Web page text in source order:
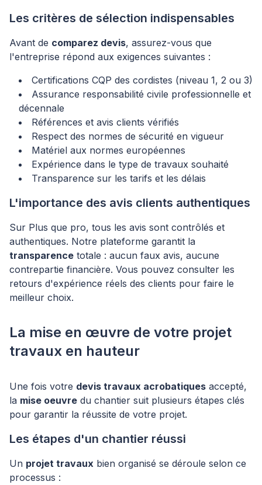
Les critères de sélection indispensables
Avant de comparez devis, assurez-vous que
l'entreprise répond aux exigences suivantes :
Certifications CQP des cordistes (niveau 1, 2 ou 3)
Assurance responsabilité civile professionnelle et
décennale
Références et avis clients vérifiés
Respect des normes de sécurité en vigueur
Matériel aux normes européennes
Expérience dans le type de travaux souhaité
Transparence sur les tarifs et les délais
L'importance des avis clients authentiques
Sur Plus que pro, tous les avis sont contrôlés et
authentiques. Notre plateforme garantit la
transparence totale : aucun faux avis, aucune
contrepartie financière. Vous pouvez consulter les
retours d'expérience réels des clients pour faire le
meilleur choix.
La mise en œuvre de votre projet
travaux en hauteur
Une fois votre devis travaux acrobatiques accepté,
la mise oeuvre du chantier suit plusieurs étapes clés
pour garantir la réussite de votre projet.
Les étapes d'un chantier réussi
Un projet travaux bien organisé se déroule selon ce
processus :